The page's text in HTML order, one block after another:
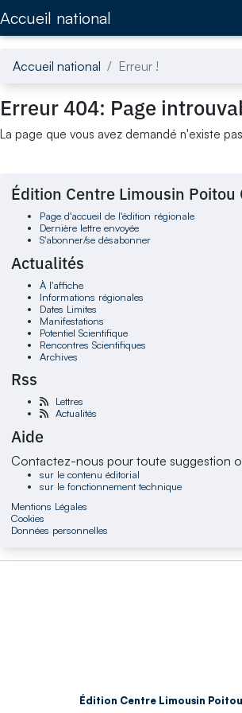
Accueil national
Accueil national Erreur !
Erreur 404: Page
La page que vous avez demandé n'existe
Édition Centre Limousin Poitou
Page d'accueil de l'édition régionale
Dernière lettre envoyée
S'abonner/se désabonner
Actualités
À l'affiche
Informations régionales
Dates Limites
Manifestations
Potentiel Scientifique
Rencontres Scientifiques
Archives
Rss
Lettres
Actualités
Aide
Contactez-nous pour toute suggestion
sur le contenu éditorial
sur le fonctionnement technique
Mentions Légales
Cookies
Données personnelles
Édition Centre Limousin